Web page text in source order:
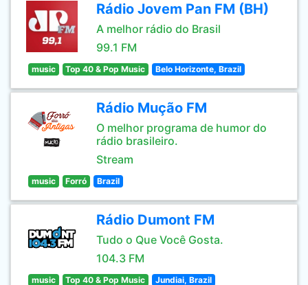
Rádio Jovem Pan FM (BH)
A melhor rádio do Brasil
99.1 FM
music Top 40 & Pop Music Belo Horizonte, Brazil
Rádio Mução FM
O melhor programa de humor do
rádio brasileiro.
Stream
music Forró Brazil
Rádio Dumont FM
Tudo o Que Você Gosta.
104.3 FM
music Top 40 & Pop Music Jundiai, Brazil